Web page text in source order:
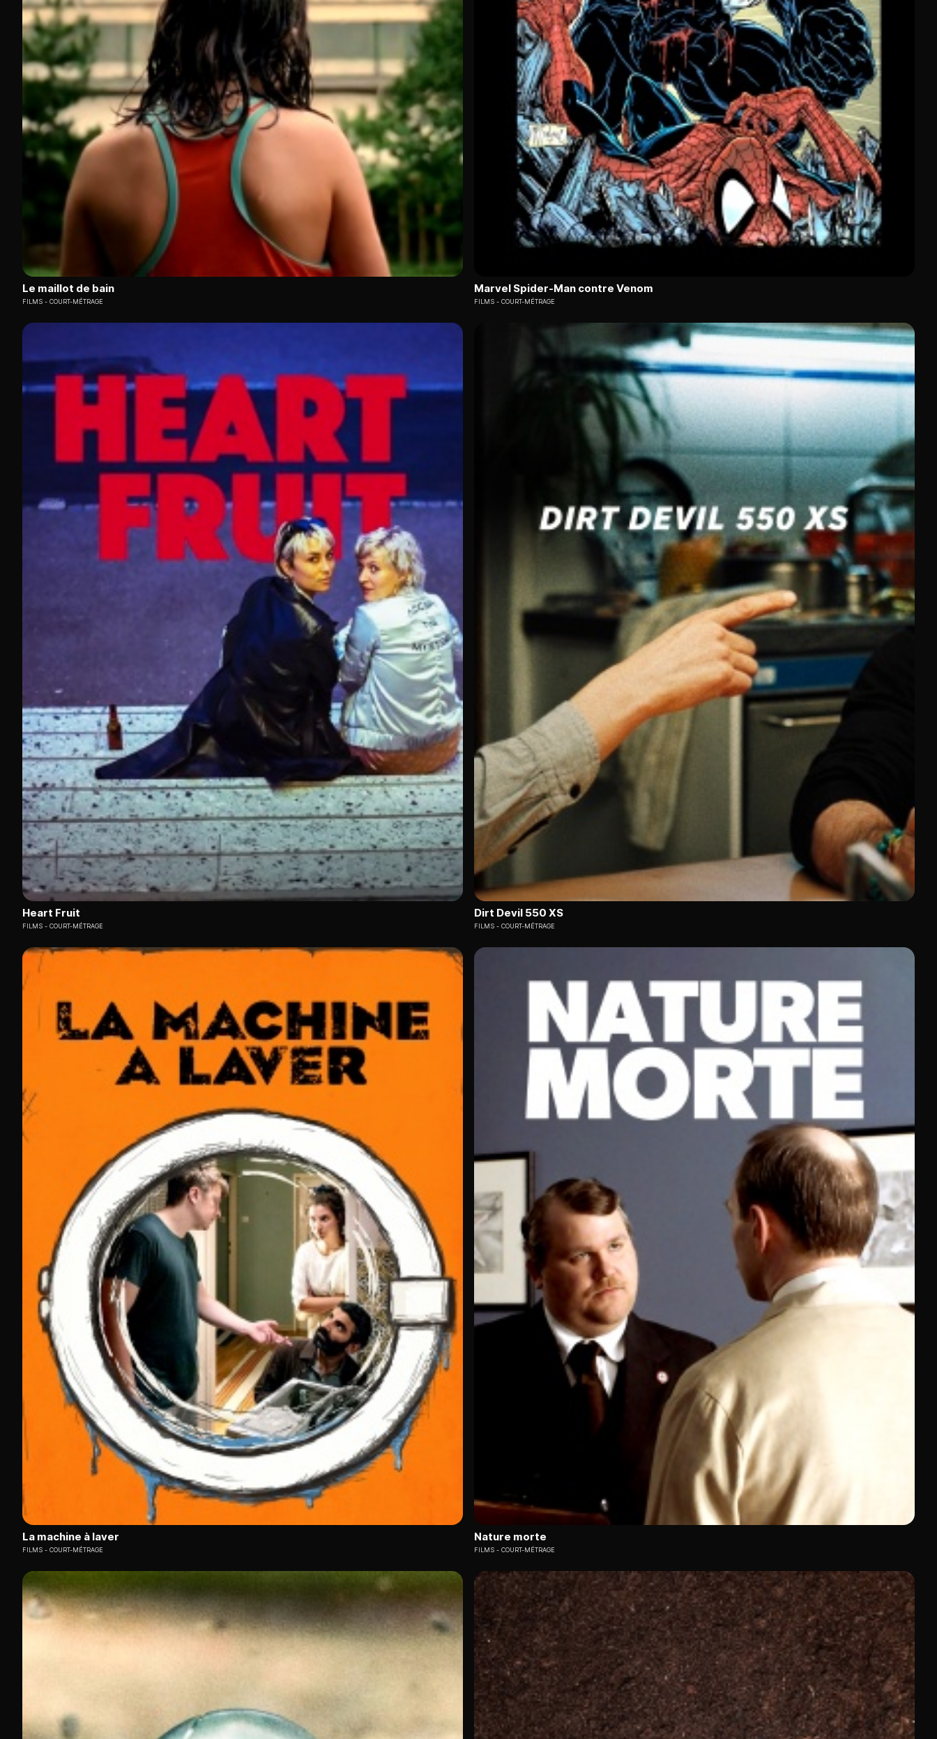
Le maillot de bain
FILMS COURT-MÉTRAGE
Marvel Spider-Man contre Venom
FILMS COURT-MÉTRAGE
Heart Fruit
FILMS COURT-MÉTRAGE
Dirt Devil 550 XS
FILMS COURT-MÉTRAGE
La machine à laver
FILMS COURT-MÉTRAGE
Nature morte
FILMS COURT-MÉTRAGE